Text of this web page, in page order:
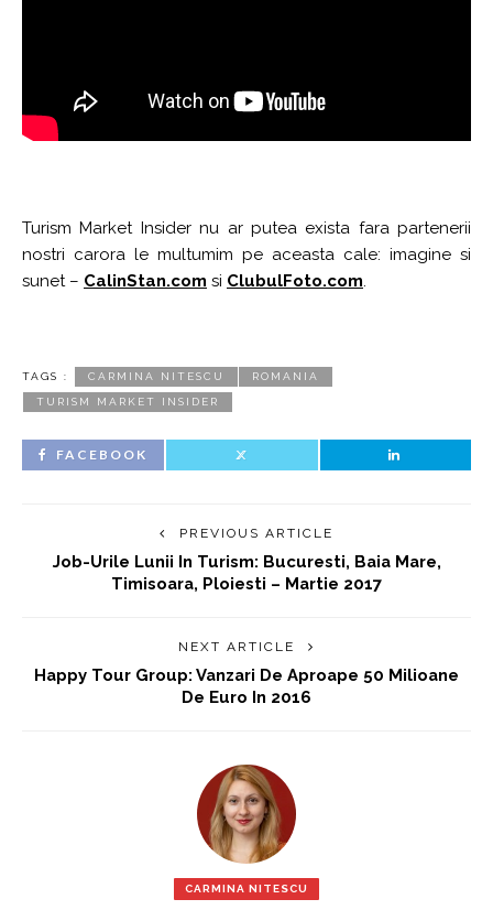
Turism Market Insider nu ar putea exista fara partenerii
nostri carora le multumim pe aceasta cale: imagine si
sunet – CalinStan.com si ClubulFoto.com.
TAGS : CARMINA NITESCU ROMANIA
TURISM MARKET INSIDER
FACEBOOK
PREVIOUS ARTICLE
Job-Urile Lunii In Turism: Bucuresti, Baia Mare,
Timisoara, Ploiesti – Martie 2017
NEXT ARTICLE
Happy Tour Group: Vanzari De Aproape 50 Milioane
De Euro In 2016
CARMINA NITESCU